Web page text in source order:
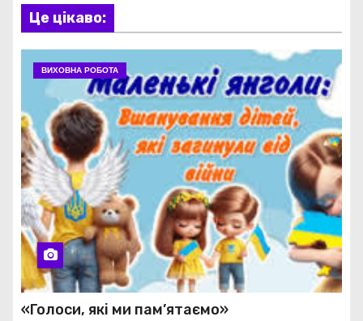
Це цікаво:
ВИХОВНА РОБОТА
«Голоси, які ми пам’ятаємо»